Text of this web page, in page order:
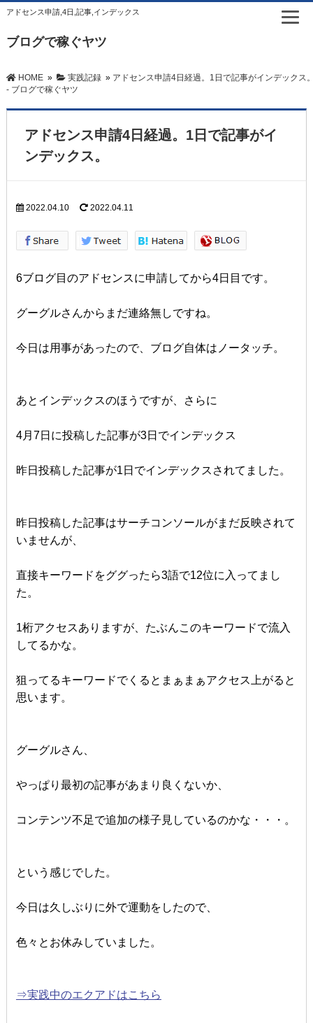
アドセンス申請,4日,記事,インデックス
ブログで稼ぐヤツ
HOME» 実践記録» アドセンス申請4日経過。1日で記事がインデックス
- ブログで稼ぐヤツ
アドセンス申請4日経過。1日で記事がイ
ンデックス。
2022.04.10 2022.04.11
6ブログ目のアドセンスに申請してから4日目です。
グーグルさんからまだ連絡無しですね。
今日は用事があったので、ブログ自体はノータッチ。
あとインデックスのほうですが、さらに
4月7日に投稿した記事が3日でインデックス
昨日投稿した記事が1日でインデックスされてました。
昨日投稿した記事はサーチコンソールがまだ反映されて
いませんが、
直接キーワードをググったら3語で12位に入ってまし
た。
1桁アクセスありますが、たぶんこのキーワードで流入
してるかな。
狙ってるキーワードでくるとまぁまぁアクセス上がると
思います。
グーグルさん、
やっぱり最初の記事があまり良くないか、
コンテンツ不足で追加の様子見しているのかな・・・。
という感じでした。
今日は久しぶりに外で運動をしたので、
色々とお休みしていました。
⇒実践中のエクアドはこちら